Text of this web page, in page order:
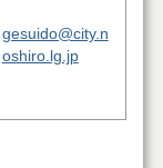
gesuido@city.n
oshiro.lg.jp